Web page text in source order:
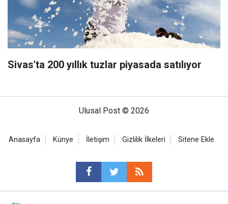
Sivas'ta 200 yıllık tuzlar piyasada satılıyor
Ulusal Post © 2026
Anasayfa Künye İletişim Gizlilik İlkeleri Sitene Ekle